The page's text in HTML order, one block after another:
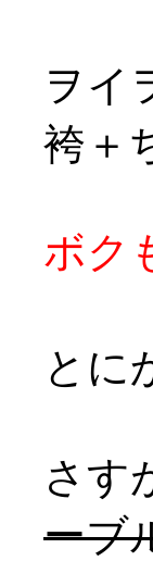
ヲイ
袴＋
ボク
とに
さす
ーブ